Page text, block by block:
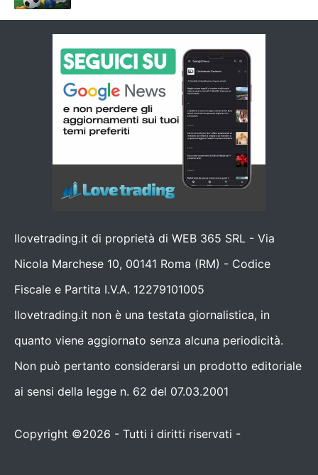
Ilovetrading.it di proprietà di WEB 365 SRL - Via
Nicola Marchese 10, 00141 Roma (RM) - Codice
Fiscale e Partita I.V.A. 12279101005
Ilovetrading.it non è una testata giornalistica, in
quanto viene aggiornato senza alcuna periodicità.
Non può pertanto considerarsi un prodotto editoriale
ai sensi della legge n. 62 del 07.03.2001
Copyright ©2026 - Tutti i diritti riservati -